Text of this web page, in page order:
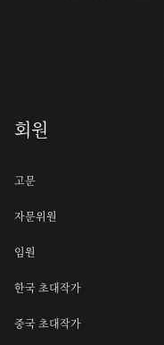
회원
고문
자문위원
임원
한국 초대작가
중국 초대작가